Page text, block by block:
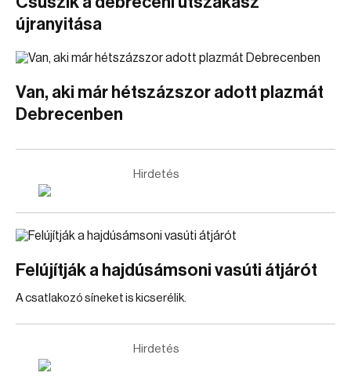
újranyitása
Van, aki már hétszázszor adott plazmát
Debrecenben
Hirdetés
Felújítják a hajdúsámsoni vasúti átjárót
A csatlakozó síneket is kicserélik.
Hirdetés